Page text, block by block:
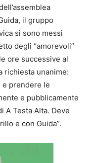
il gruppo
si sono messi
degli “amorevoli”
ore successive al
richiesta unanime:
e prendere le
e pubblicamente
A Testa Alta. Deve
e con Guida”.